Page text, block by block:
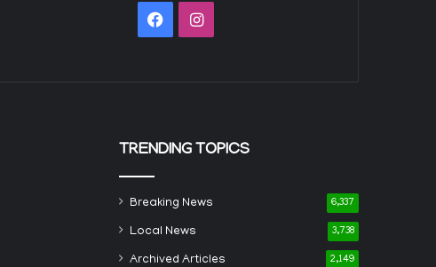
FacebookInstagram
TRENDING TOPICS
Breaking News 6,337
Local News 3,738
Archived Articles 2,149